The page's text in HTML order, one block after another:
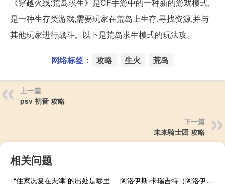
是一种生存类游戏,需要玩家在荒岛上生存,寻找资源,并与
其他玩家进行战斗。以下是荒岛求生模式的玩法攻。
网络标签： 攻略 生火 荒岛
上一篇
psv 初音 攻略
下一篇
未来骑士团 攻略
相关问题
“住家况复在天津”的出处是哪里
阿洛伊斯‧卡瑞吉特（阿洛伊斯）